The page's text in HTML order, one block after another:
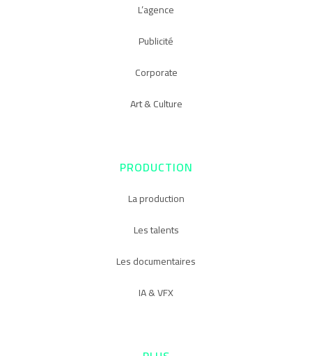
L’agence
Publicité
Corporate
Art & Culture
PRODUCTION
La production
Les talents
Les documentaires
IA & VFX